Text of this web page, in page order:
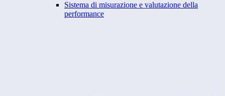
Sistema di misurazione e valutazione della
performance